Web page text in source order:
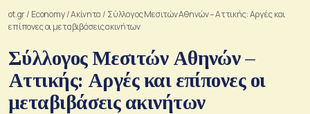
ot.gr/ Economy/Ακίνητα / Σύλλογος Μεσιτών Αθηνών – Αττικής: Αργές και
επίπονες οι μεταβιβάσεις ακινήτων
Σύλλογος Μεσιτών Αθηνών –
Αττικής: Αργές και επίπονες οι
μεταβιβάσεις ακινήτων